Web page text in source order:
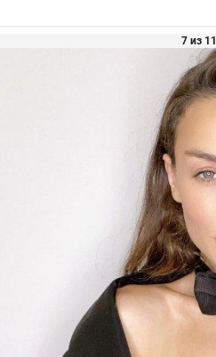
7 из 11